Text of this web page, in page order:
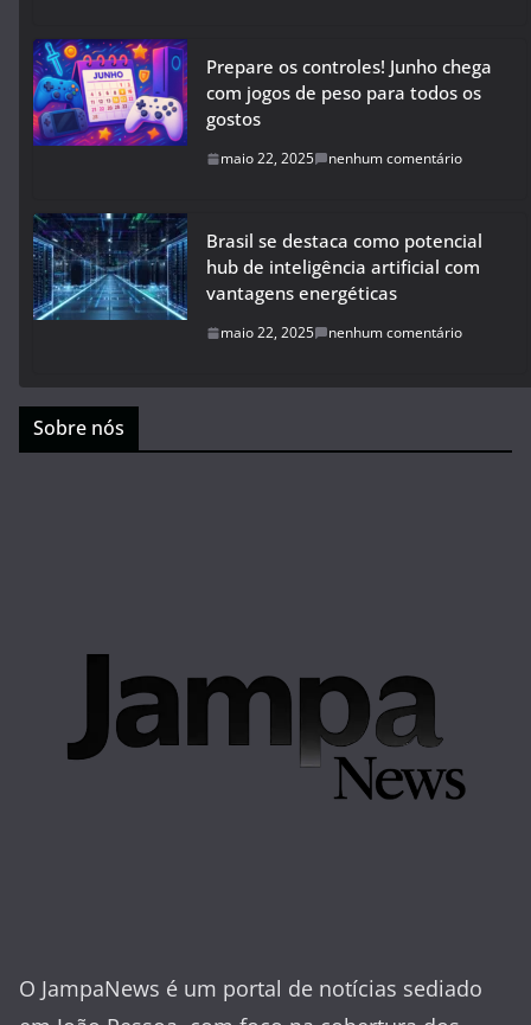
Prepare os controles! Junho chega
com jogos de peso para todos os
gostos
maio 22, 2025 nenhum comentário
Brasil se destaca como potencial
hub de inteligência artificial com
vantagens energéticas
maio 22, 2025 nenhum comentário
Sobre nós
O JampaNews é um portal de notícias sediado